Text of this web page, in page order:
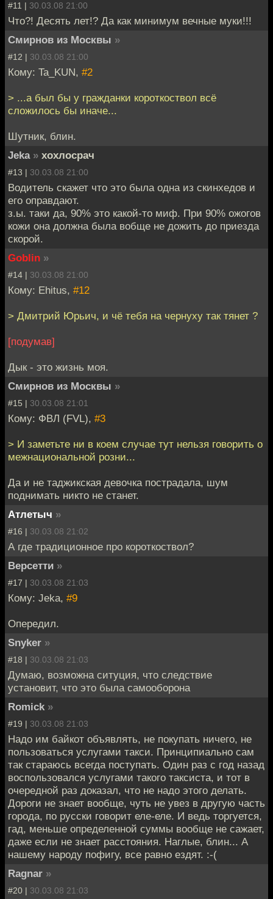
#11 | 30.03.08 21:00
Что?! Десять лет!? Да как минимум вечные муки!!!
Смирнов из Москвы »
#12 | 30.03.08 21:00
Кому: Ta_KUN, #2
> ...а был бы у гражданки короткоствол всё
сложилось бы иначе...
Шутник, блин.
Jeka » хохлосрач
#13 | 30.03.08 21:00
Водитель скажет что это была одна из скинхедов и
его оправдают.
з.ы. таки да, 90% это какой-то миф. При 90% ожогов
кожи она должна была вобще не дожить до приезда
скорой.
Goblin »
#14 | 30.03.08 21:00
Кому: Ehitus, #12
> Дмитрий Юрьич, и чё тебя на чернуху так тянет ?
[подумав]
Дык - это жизнь моя.
Смирнов из Москвы »
#15 | 30.03.08 21:01
Кому: ФВЛ (FVL), #3
> И заметьте ни в коем случае тут нельзя говорить о
межнациональной розни...
Да и не таджикская девочка пострадала, шум
поднимать никто не станет.
Атлетыч »
#16 | 30.03.08 21:02
А где традиционное про короткоствол?
Версетти »
#17 | 30.03.08 21:03
Кому: Jeka, #9
Опередил.
Snyker »
#18 | 30.03.08 21:03
Думаю, возможна ситуция, что следствие
установит, что это была самооборона
Romick »
#19 | 30.03.08 21:03
Надо им байкот объявлять, не покупать ничего, не
пользоваться услугами такси. Принципиально сам
так стараюсь всегда поступать. Один раз с год назад
воспользовался услугами такого таксиста, и тот в
очередной раз доказал, что не надо этого делать.
Дороги не знает вообще, чуть не увез в другую часть
города, по русски говорит еле-еле. И ведь торгуется,
гад, меньше определенной суммы вообще не сажает,
даже если не знает расстояния. Наглые, блин... А
нашему народу пофигу, все равно ездят. :-(
Ragnar »
#20 | 30.03.08 21:03